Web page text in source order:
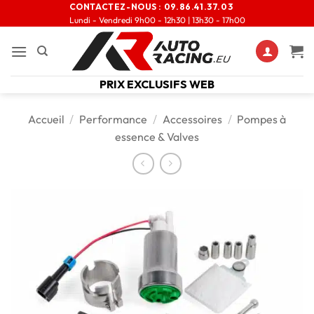
CONTACTEZ-NOUS : 09.86.41.37.03
Lundi - Vendredi 9h00 - 12h30 | 13h30 - 17h00
PRIX EXCLUSIFS WEB
Accueil / Performance / Accessoires / Pompes à
essence & Valves